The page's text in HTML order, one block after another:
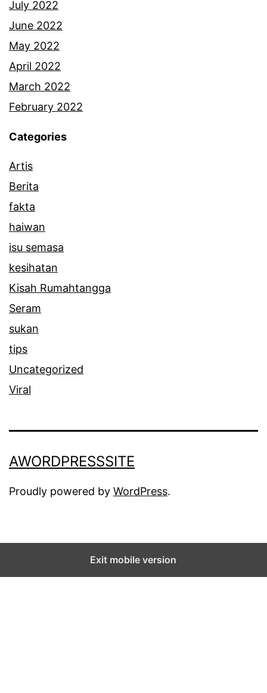
July 2022
June 2022
May 2022
April 2022
March 2022
February 2022
Categories
Artis
Berita
fakta
haiwan
isu semasa
kesihatan
Kisah Rumahtangga
Seram
sukan
tips
Uncategorized
Viral
AWORDPRESSSITE
Proudly powered by WordPress.
Exit mobile version